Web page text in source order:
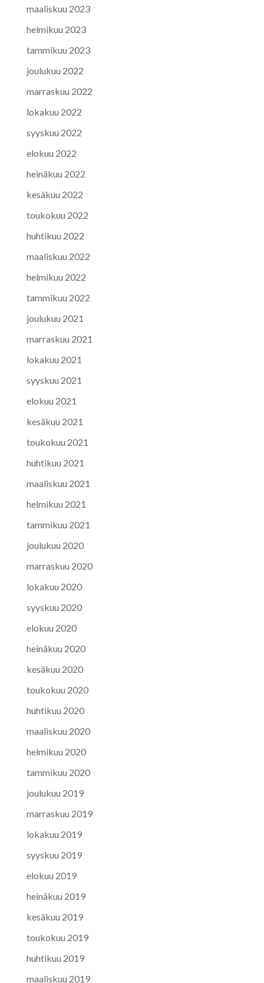
maaliskuu 2023
helmikuu 2023
tammikuu 2023
joulukuu 2022
marraskuu 2022
lokakuu 2022
syyskuu 2022
elokuu 2022
heinäkuu 2022
kesäkuu 2022
toukokuu 2022
huhtikuu 2022
maaliskuu 2022
helmikuu 2022
tammikuu 2022
joulukuu 2021
marraskuu 2021
lokakuu 2021
syyskuu 2021
elokuu 2021
kesäkuu 2021
toukokuu 2021
huhtikuu 2021
maaliskuu 2021
helmikuu 2021
tammikuu 2021
joulukuu 2020
marraskuu 2020
lokakuu 2020
syyskuu 2020
elokuu 2020
heinäkuu 2020
kesäkuu 2020
toukokuu 2020
huhtikuu 2020
maaliskuu 2020
helmikuu 2020
tammikuu 2020
joulukuu 2019
marraskuu 2019
lokakuu 2019
syyskuu 2019
elokuu 2019
heinäkuu 2019
kesäkuu 2019
toukokuu 2019
huhtikuu 2019
maaliskuu 2019